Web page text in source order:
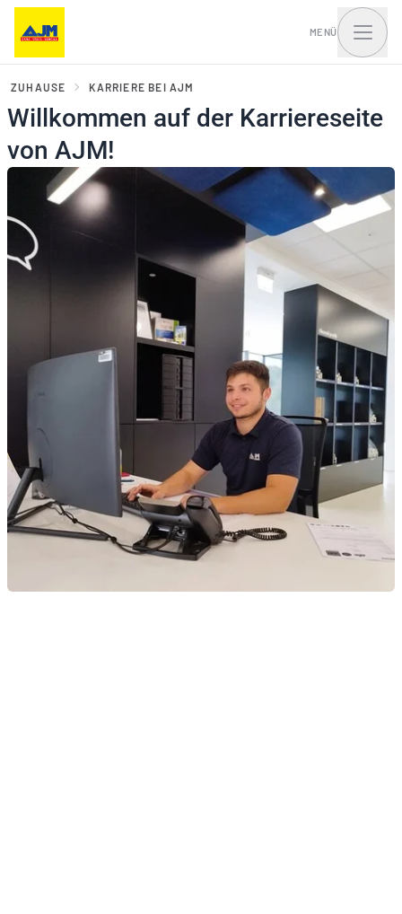
MENÜ
Fenster, Balkontüren
und Schiebesysteme
ZUHAUSE KARRIERE BEI AJM
Willkommen auf der Karriereseite
von AJM!